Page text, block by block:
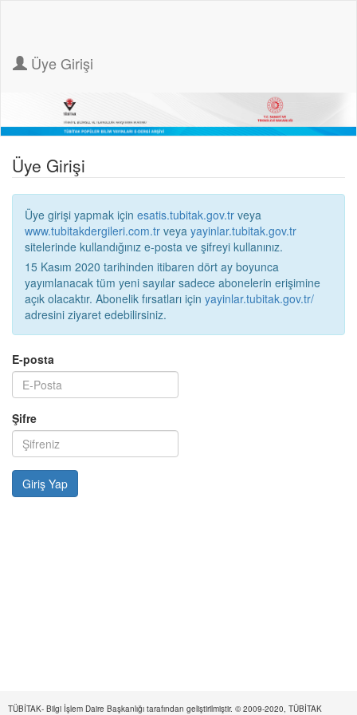
Üye Girişi
Üye Girişi
Üye girişi yapmak için esatis.tubitak.gov.tr veya
www.tubitakdergileri.com.tr veya yayinlar.tubitak.gov.tr
sitelerinde kullandığınız e-posta ve şifreyi kullanınız.
15 Kasım 2020 tarihinden itibaren dört ay boyunca
yayımlanacak tüm yeni sayılar sadece abonelerin erişimine
açık olacaktır. Abonelik fırsatları için yayinlar.tubitak.gov.tr/
adresini ziyaret edebilirsiniz.
E-posta
Şifre
TÜBİTAK- Bilgi İşlem Daire Başkanlığı tarafından geliştirilmiştir. © 2009-2020, TÜBİTAK